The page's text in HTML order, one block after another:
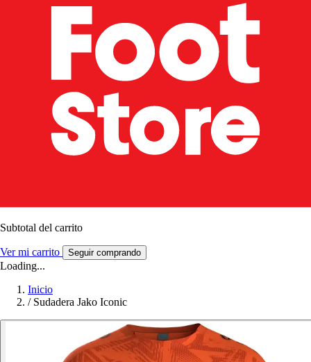
Subtotal del carrito
Ver mi carrito Seguir comprando
Loading...
Inicio
/ Sudadera Jako Iconic